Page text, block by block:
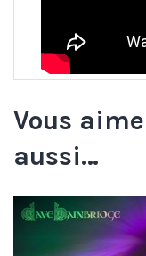
Vous
aussi…